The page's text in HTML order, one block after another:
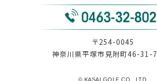
〒254-0045
神奈川県平塚市見附町46-31-
© KASAI GOLF CO., LTD.